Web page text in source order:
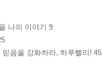
나의 이야기 9
음을 강화하라, 하루빨리! 45